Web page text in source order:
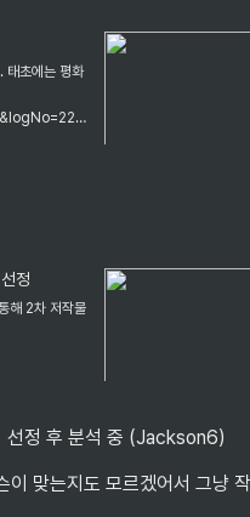
태초에는 평화
https://blog.naver.com/PostView.naver?blogId=cksgurwkd12&logNo=223255879221&categoryNo=0&parentCategoryNo=0&viewDate=&currentPage=1&postListTopCurrentPage=&from=&userTopListOpen=true&userTopListCount=5&userTopListManageOpen=false&userTopListCurrentPage=1
정
해 2차 저작물
선정 후 분석 중 (Jackson6)
맞는지도 모르겠어서 그냥